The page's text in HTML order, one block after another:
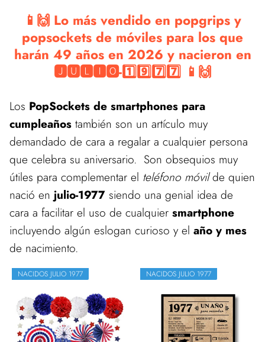
📱🙌 Lo más vendido en popgrips y
popsockets de móviles para los que
harán 49 años en 2026 y nacieron en
🅹🆄🅻🅸🅾-1️⃣9️⃣7️⃣7️⃣ 📱🙌
Los PopSockets de smartphones para
cumpleaños también son un artículo muy
demandado de cara a regalar a cualquier persona
que celebra su aniversario. Son obsequios muy
útiles para complementar el teléfono móvilde quien
nació en julio-1977 siendo una genial idea de
cara a facilitar el uso de cualquier smartphone
incluyendo algún eslogan curioso y el año y mes
de nacimiento.
NACIDOS JULIO 1977 NACIDOS JULIO 1977